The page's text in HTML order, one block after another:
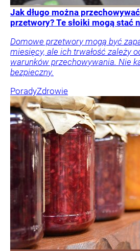
Jak długo można
przetwory? Te słoiki mogą stać
Domowe przetwory mogą być
miesięcy, ale ich trwałość zależy
warunków przechowywania. Nie
bezpieczny.
PoradyZdrowie